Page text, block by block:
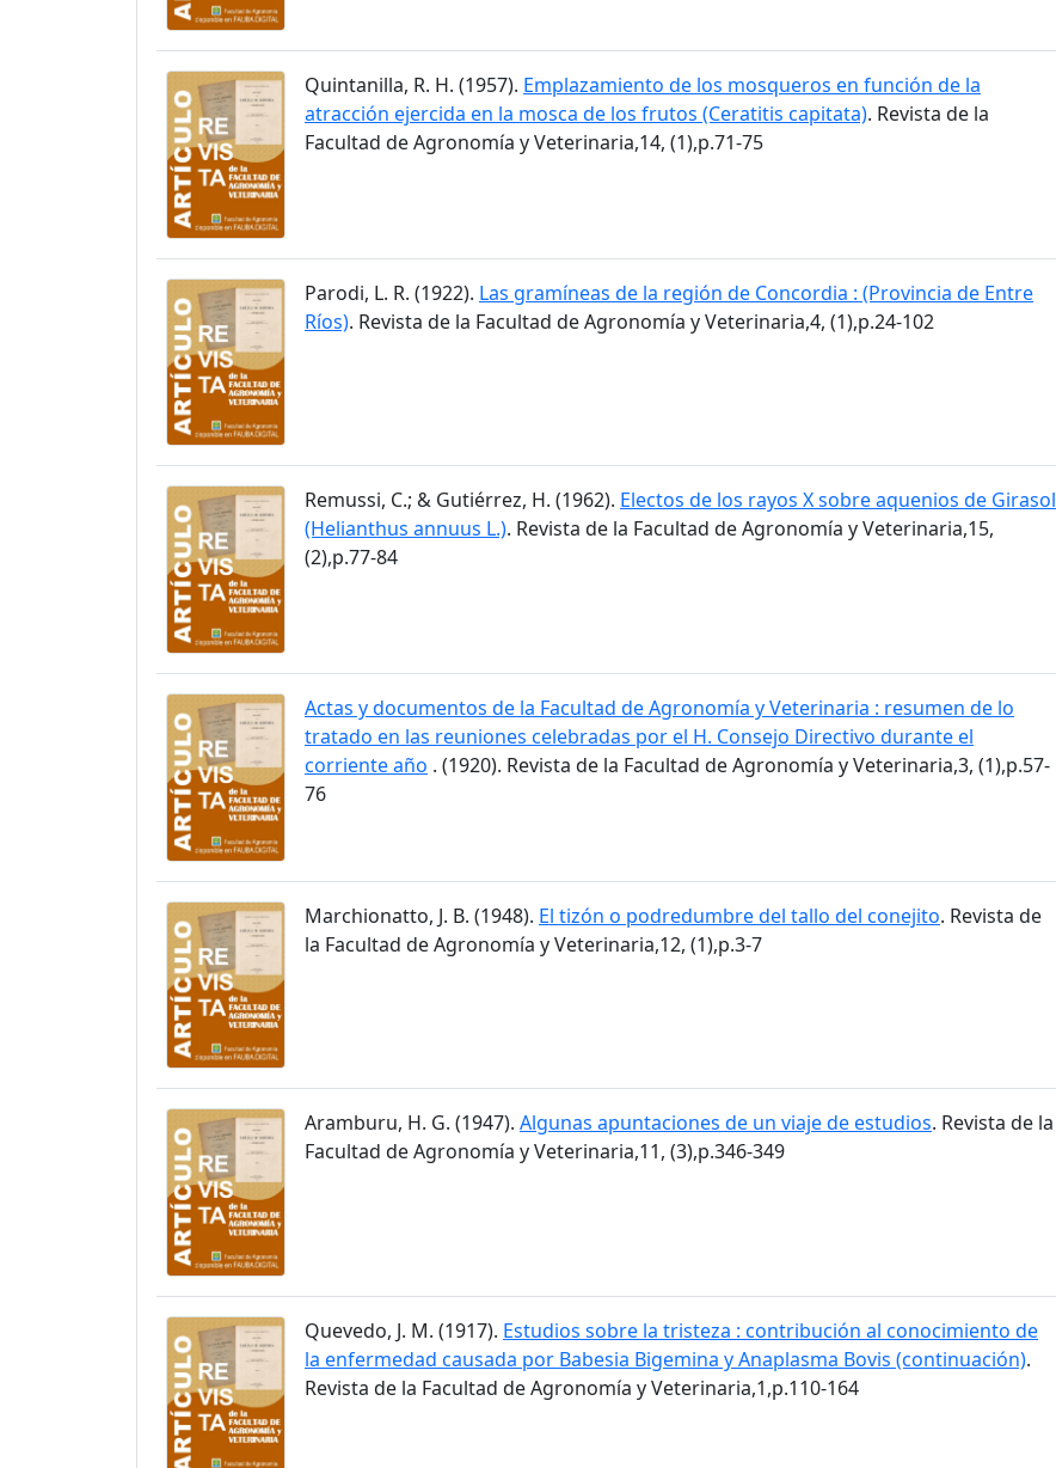
Quintanilla, R. H. (1957). Emplazamiento de los mosqueros en función de la
atracción ejercida en la mosca de los frutos (Ceratitis capitata). Revista de la
Facultad de Agronomía y Veterinaria,14, (1),p.71-75
Parodi, L. R. (1922). Las gramíneas de la región de Concordia : (Provincia de Entre
Ríos). Revista de la Facultad de Agronomía y Veterinaria,4, (1),p.24-102
Remussi, C.; & Gutiérrez, H. (1962). Electos de los rayos X sobre aquenios de Girasol
(Helianthus annuus L.). Revista de la Facultad de Agronomía y Veterinaria,15,
(2),p.77-84
Actas y documentos de la Facultad de Agronomía y Veterinaria : resumen de lo
tratado en las reuniones celebradas por el H. Consejo Directivo durante el
corriente año . (1920). Revista de la Facultad de Agronomía y Veterinaria,3, (1),p.57-
76
Marchionatto, J. B. (1948). El tizón o podredumbre del tallo del conejito. Revista de
la Facultad de Agronomía y Veterinaria,12, (1),p.3-7
Aramburu, H. G. (1947). Algunas apuntaciones de un viaje de estudios. Revista de la
Facultad de Agronomía y Veterinaria,11, (3),p.346-349
Quevedo, J. M. (1917). Estudios sobre la tristeza : contribución al conocimiento de
la enfermedad causada por Babesia Bigemina y Anaplasma Bovis (continuación).
Revista de la Facultad de Agronomía y Veterinaria,1,p.110-164